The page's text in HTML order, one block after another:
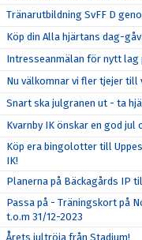
Tränarutbildning SvFF D
Köp din Alla hjärtans dag-
Intresseanmälan för nytt lag
Nu välkomnar vi fler tjejer till
Snart ska julgranen ut - ta
Kvarnby IK önskar en god
Köp era bingolotter till
IK!
Planerna på Bäckagårds IP
Passa på - Träningskort på
t.o.m 31/12-2023
Årets jultröja från Stadium!